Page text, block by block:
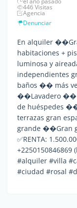
446 Visitas
Agencia
Denunciar
En alquiler
habitaciones +
luminosa y
independientes
baños �� más
��Lavadero
de huéspedes
terrazas gran
grande ��Gran
✅RENTA:
#alquiler #villa
#ciudad #rosal